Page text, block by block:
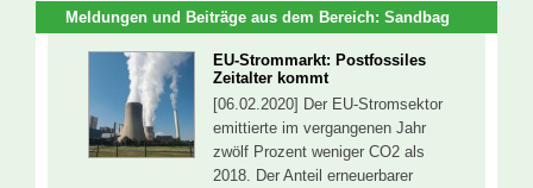
Meldungen und Beiträge aus dem Bereich: Sandbag
EU-Strommarkt: Postfossiles
Zeitalter kommt
[06.02.2020] Der EU-Stromsektor
emittierte im vergangenen Jahr
zwölf Prozent weniger CO2 als
2018. Der Anteil erneuerbarer